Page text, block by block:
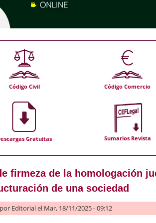
Código Civil Código Comercio
Gratuitas Sumarios Revista
firmeza de la homologación
de una sociedad
Editorialel Mar, 18/11/2025 - 09:12